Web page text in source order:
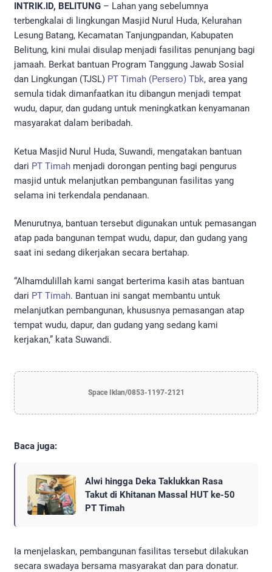
INTRIK.ID, BELITUNG – Lahan yang sebelumnya
terbengkalai di lingkungan Masjid Nurul Huda, Kelurahan
Lesung Batang, Kecamatan Tanjungpandan, Kabupaten
Belitung, kini mulai disulap menjadi fasilitas penunjang bagi
jamaah. Berkat bantuan Program Tanggung Jawab Sosial
dan Lingkungan (TJSL) PT Timah (Persero) Tbk, area yang
semula tidak dimanfaatkan itu dibangun menjadi tempat
wudu, dapur, dan gudang untuk meningkatkan kenyamanan
masyarakat dalam beribadah.
Ketua Masjid Nurul Huda, Suwandi, mengatakan bantuan
dari PT Timah menjadi dorongan penting bagi pengurus
masjid untuk melanjutkan pembangunan fasilitas yang
selama ini terkendala pendanaan.
Menurutnya, bantuan tersebut digunakan untuk pemasangan
atap pada bangunan tempat wudu, dapur, dan gudang yang
saat ini sedang dikerjakan secara bertahap.
“Alhamdulillah kami sangat berterima kasih atas bantuan
dari PT Timah. Bantuan ini sangat membantu untuk
melanjutkan pembangunan, khususnya pemasangan atap
tempat wudu, dapur, dan gudang yang sedang kami
kerjakan,” kata Suwandi.
Space Iklan/0853-1197-2121
Baca juga:
Alwi hingga Deka Taklukkan Rasa
Takut di Khitanan Massal HUT ke-50
PT Timah
Ia menjelaskan, pembangunan fasilitas tersebut dilakukan
secara swadaya bersama masyarakat dan para donatur.